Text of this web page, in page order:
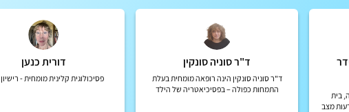
בית
מצב
ד"ר סוניה סונקין
ד"ר סוניה סונקין הינה רופאה מומחית בעלת
התמחות כפולה – בפסיכיאטריה של הילד
דורית כנען
פסיכולוגית קלינית מומחית - רישיון 4377